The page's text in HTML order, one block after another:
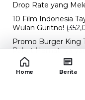
Drop Rate yang
10 Film Indonesia
Wulan Guritno!
Promo Burger King
Paket Hematnya
10 klub terbaik pes
Home Berita